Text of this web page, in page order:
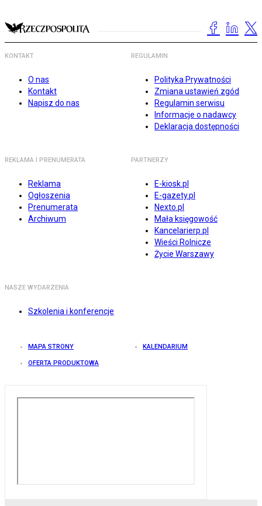
KONTAKT
O nas
Kontakt
Napisz do nas
REGULAMIN
Polityka Prywatności
Zmiana ustawień zgód
Regulamin serwisu
Informacje o nadawcy
Deklaracja dostępności
REKLAMA I PRENUMERATA
Reklama
Ogłoszenia
Prenumerata
Archiwum
PARTNERZY
E-kiosk.pl
E-gazety.pl
Nexto.pl
Mała księgowość
Kancelarierp.pl
Wieści Rolnicze
Życie Warszawy
NASZE WYDARZENIA
Szkolenia i konferencje
MAPA STRONY KALENDARIUM
OFERTA PRODUKTOWA